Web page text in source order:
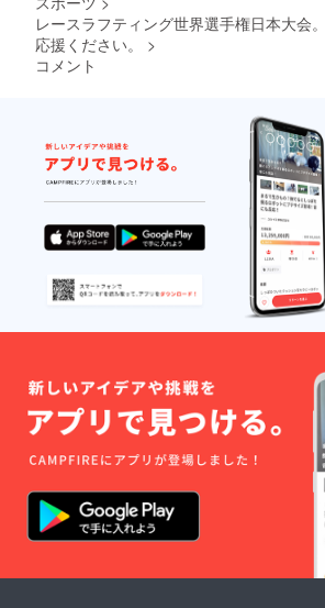
レースラフティング世界選手権日本大会
応援ください。
>
コメント